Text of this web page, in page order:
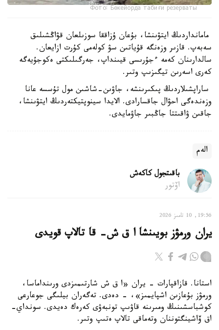
Фото: Бөкейорда табиғи резерваты
مامانداردىڭ ايتۋىنشا، بۇعان ۇزاققا سوزىلعان قۋاڭشىلىق
سەبەپ. قازىر وزەنگە قۇياتىن سۋ كولەمى كۇرت ازايعان.
سالدارىنان كەمە ءجۇرىسى قيىنداپ، جەرگىلىكتى ەكوجۇيەگە
كەرى اسەرىن تيگىزىپ وتىر.
ساراپشىلاردىڭ پىكىرىنشە، جاۋىن-شاشىن مول تۇسسە عانا
وزەندەگى احۋال جاقسارادى. الايدا سينوپتيكتەردىڭ ايتۋىنشا،
جاقىن ۋاقىتتا جاڭبىر جاۋمايدى.
الەم
باقىتجول كاكەش
اۆتور
19:56, 10 تامىز 2026
يران ورمۋز بويىنشا ا ق ش- قا تالاپ قويدى
استانا. قازاقپارات - يران «ا ق ش شارتىمىزدى ورىنداماسا،
ورمۋز بۇعازىن اشپايمىز»، - دەدى. تەگەران بيلىگى جوعارعى
كوشباسشىنىڭ ومىرىنە قاۋىپ تونبەۋى كەرەك دەيدى. سونداي-
اق ۆاشينگتوننان وتەماقى تالاپ ەتىپ وتىر.